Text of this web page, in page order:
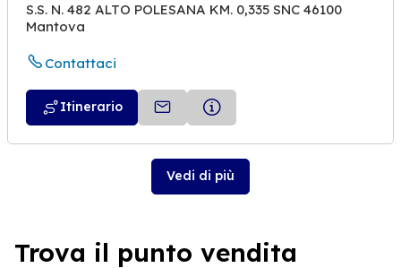
S.S. N. 482 ALTO POLESANA KM. 0,335 SNC 46100
Mantova
Contattaci
Itinerario
Vedi di più
Trova il punto vendita